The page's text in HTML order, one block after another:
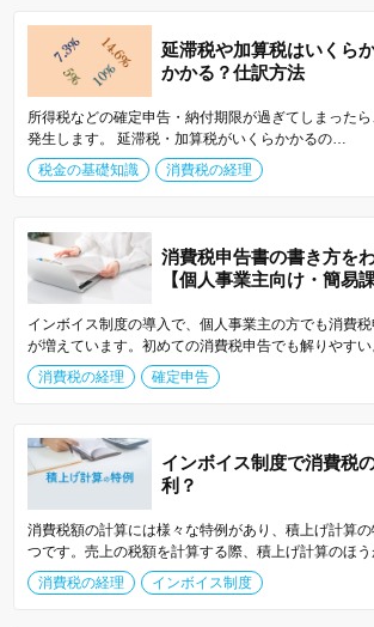
延滞税や加算税はいくら
かかる？仕訳方法
所得税などの確定申告・納付期限が過ぎてしまった
発生します。 延滞税・加算税がいくらかかるの…
税金の基礎知識
消費税の経理
消費税申告書の書き方を
【個人事業主向け・簡易
インボイス制度の導入で、個人事業主の方でも消費
が増えています。初めての消費税申告でも解りやすい
消費税の経理
確定申告
インボイス制度で消費税
利？
消費税額の計算には様々な特例があり、積上げ計算
つです。売上の税額を計算する際、積上げ計算のほ
消費税の経理
インボイス制度